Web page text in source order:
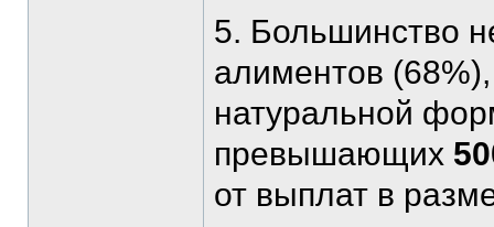
5. Большинство
алиментов
натуральной
превышающих
от выплат в